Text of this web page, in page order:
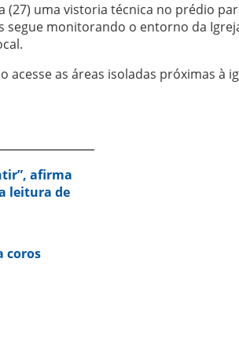
(27) uma vistoria técnica no prédio
segue monitorando o entorno da
as áreas isoladas próximas à
afirma
leitura de
coros